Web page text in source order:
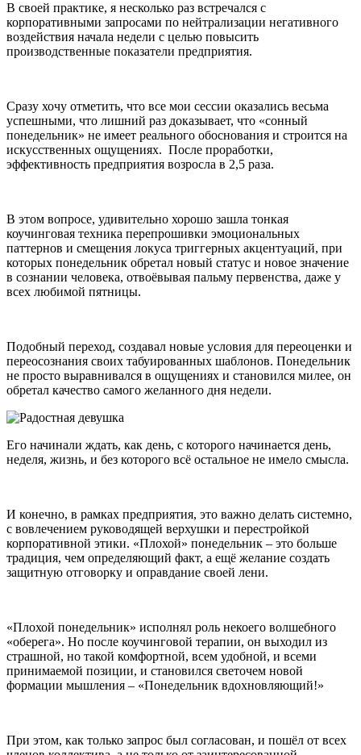
В своей практике, я несколько раз встречался с
корпоративными запросами по нейтрализации негативного
воздействия начала недели с целью повысить
производственные показатели предприятия.
Сразу хочу отметить, что все мои сессии оказались весьма
успешными, что лишний раз доказывает, что «сонный
понедельник» не имеет реального обоснования и строится на
искусственных ощущениях. После проработки,
эффективность предприятия возросла в 2,5 раза.
В этом вопросе, удивительно хорошо зашла тонкая
коучинговая техника перепрошивки эмоциональных
паттернов и смещения локуса триггерных акцентуаций, при
которых понедельник обретал новый статус и новое значение
в сознании человека, отвоёвывая пальму первенства, даже у
всех любимой пятницы.
Подобный переход, создавал новые условия для переоценки и
переосознания своих табуированных шаблонов. Понедельник
не просто выравнивался в ощущениях и становился милее, он
обретал качество самого желанного дня недели.
Его начинали ждать, как день, с которого начинается день,
неделя, жизнь, и без которого всё остальное не имело смысла.
И конечно, в рамках предприятия, это важно делать системно,
с вовлечением руководящей верхушки и перестройкой
корпоративной этики. «Плохой» понедельник – это больше
традиция, чем определяющий факт, а ещё желание создать
защитную отговорку и оправдание своей лени.
«Плохой понедельник» исполнял роль некоего волшебного
«оберега». Но после коучинговой терапии, он выходил из
страшной, но такой комфортной, всем удобной, и всеми
принимаемой позиции, и становился светочем новой
формации мышления – «Понедельник вдохновляющий!»
При этом, как только запрос был согласован, и пошёл от всех